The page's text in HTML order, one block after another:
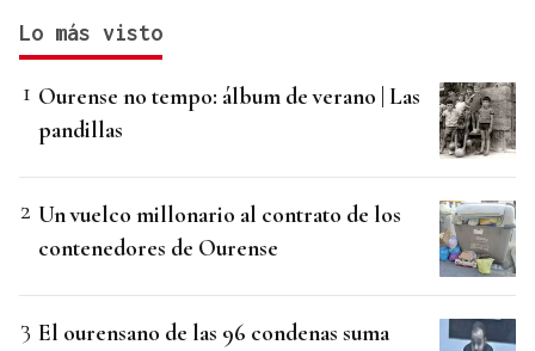
Lo más visto
Ourense no tempo: álbum de verano | Las
pandillas
Un vuelco millonario al contrato de los
contenedores de Ourense
El ourensano de las 96 condenas suma